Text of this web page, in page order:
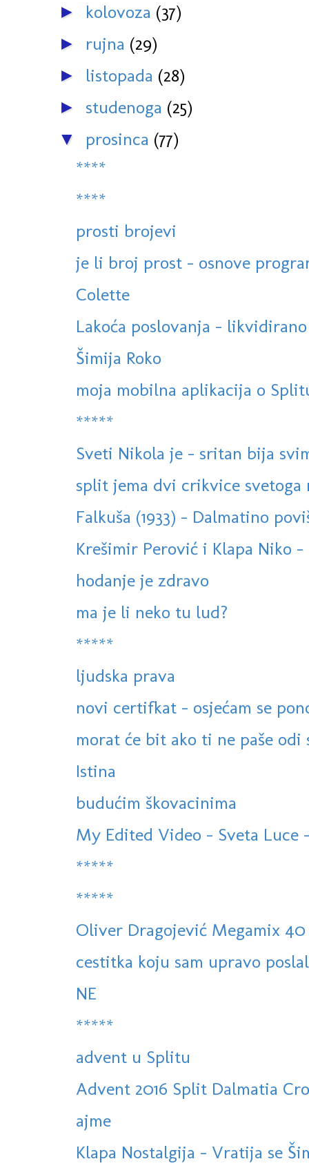
► kolovoza (37)
► rujna (29)
► listopada (28)
► studenoga (25)
▼ prosinca (77)
****
****
prosti brojevi
je li broj prost - osnove
Colette
Lakoća poslovanja - likvidirano
Šimija Roko
moja mobilna aplikacija o
*****
Sveti Nikola je - sritan bija
split jema dvi crikvice svetoga
Falkuša (1933) - Dalmatino
Krešimir Perović i Klapa Niko
hodanje je zdravo
ma je li neko tu lud?
*****
ljudska prava
novi certifkat - osjećam se
morat će bit ako ti ne paše odi
Istina
budućim škovacinima
My Edited Video - Sveta Luce
*****
*****
Oliver Dragojević Megamix
cestitka koju sam upravo
NE
*****
advent u Splitu
Advent 2016 Split Dalmatia
ajme
Klapa Nostalgija - Vratija se